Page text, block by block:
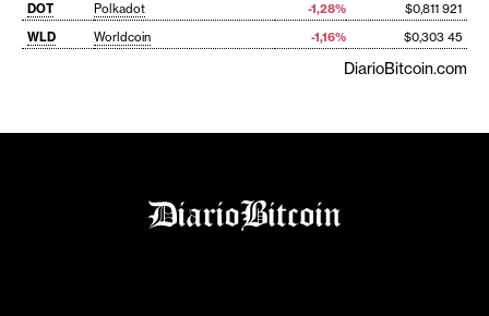
DOT
Polkadot -1,28%
$0,811 921
WLD
Worldcoin -1,16% $0,303 45
DiarioBitcoin.com